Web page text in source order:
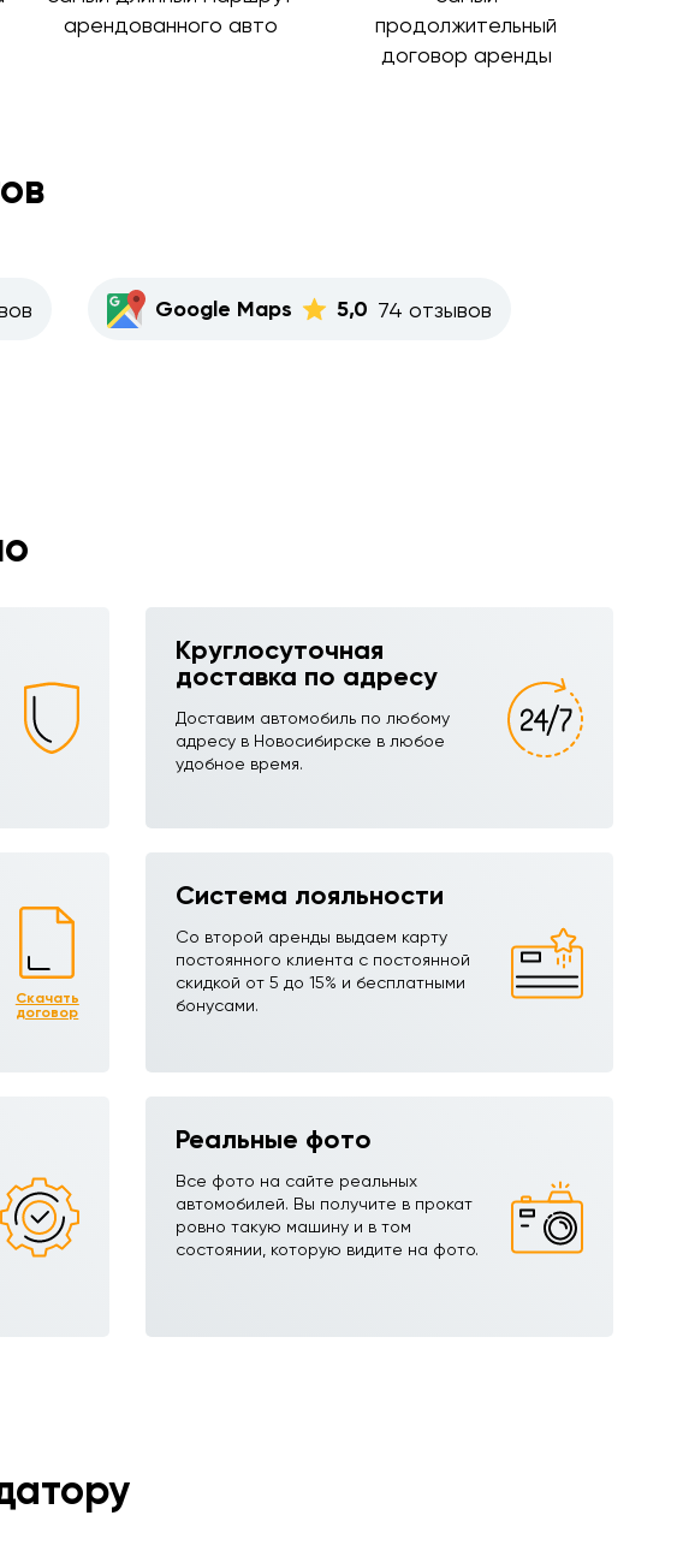
арендованного авто
продолжительный
договор аренды
Google Maps 5,0 74 отзывов
Круглосуточная
доставка по адресу
Доставим автомобиль по любому
адресу в Новосибирске в любое
удобное время.
Скачать
договор
Система лояльности
Со второй аренды выдаем карту
постоянного клиента с постоянной
скидкой от 5 до 15% и бесплатными
бонусами.
Реальные фото
Все фото на сайте реальных
автомобилей. Вы получите в прокат
ровно такую машину и в том
состоянии, которую видите на фото.